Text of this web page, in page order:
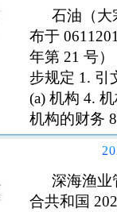
石油（大
布于
年第 21 号
步规定 1. 引
(a) 机构 4.
机构的财务
部长级顾问
深海渔业
合共和国